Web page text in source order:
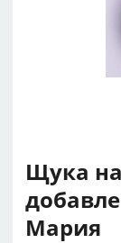
Щука
Мария